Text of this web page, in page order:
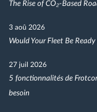
The Rise of CO₂-Based
3 aoû 2026
Would Your Fleet Be
27 juil 2026
5 fonctionnalités de
besoin